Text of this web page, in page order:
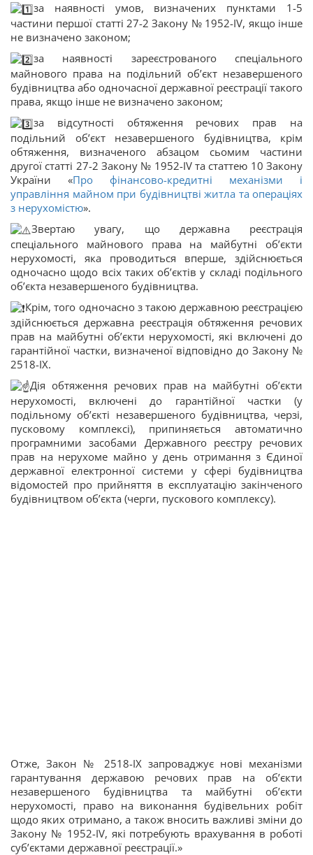
за наявності умов, визначених пунктами 1-5
частини першої статті 27-2 Закону № 1952-IV, якщо інше
не визначено законом;
за наявності зареєстрованого спеціального
майнового права на подільний об’єкт незавершеного
будівництва або одночасної державної реєстрації такого
права, якщо інше не визначено законом;
за відсутності обтяження речових прав на
подільний об’єкт незавершеного будівництва, крім
обтяження, визначеного абзацом сьомим частини
другої статті 27-2 Закону № 1952-IV та статтею 10 Закону
України «Про фінансово-кредитні механізми і
управління майном при будівництві житла та операціях
з нерухомістю».
Звертаю увагу, що державна реєстрація
спеціального майнового права на майбутні об’єкти
нерухомості, яка проводиться вперше, здійснюється
одночасно щодо всіх таких об’єктів у складі подільного
об’єкта незавершеного будівництва.
Крім, того одночасно з такою державною реєстрацією
здійснюється державна реєстрація обтяження речових
прав на майбутні об’єкти нерухомості, які включені до
гарантійної частки, визначеної відповідно до Закону №
2518-ІХ.
Дія обтяження речових прав на майбутні об’єкти
нерухомості, включені до гарантійної частки (у
подільному об’єкті незавершеного будівництва, черзі,
пусковому комплексі), припиняється автоматично
програмними засобами Державного реєстру речових
прав на нерухоме майно у день отримання з Єдиної
державної електронної системи у сфері будівництва
відомостей про прийняття в експлуатацію закінченого
будівництвом об’єкта (черги, пускового комплексу).
Отже, Закон № 2518-ІХ запроваджує нові механізми
гарантування державою речових прав на об’єкти
незавершеного будівництва та майбутні об’єкти
нерухомості, право на виконання будівельних робіт
щодо яких отримано, а також вносить важливі зміни до
Закону № 1952-IV, які потребують врахування в роботі
суб’єктами державної реєстрації.»